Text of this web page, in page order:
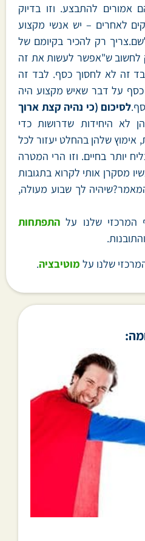
להתבצע. וזו בדיוק
לאחרים – יש אנשי מקצוע
רק להכיר בקיומם של
לחשוב ש"אפשר לעשות את זה
זה לא לחסוך כסף. לבד זה
כסף על דבר שאיש מקצוע היה
לסיכום (כי נהיה קצת ארוך
הן לא היחידות שדרושות כדי
אימוץ שלהן בהחלט יעזור לכל
יותר בחיים. וזו הרי המטרה
מסקרן אותי לקרוא בתגובות
לך שבוע מעולה,
המרכזי שלנו על התפתחות
שלנו על מוטיבציה.